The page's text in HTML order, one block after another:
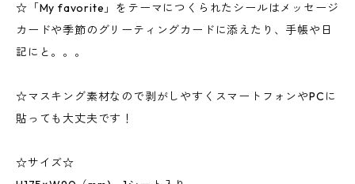
☆「My favorite」をテーマにつくられたシールはメッセージ
カードや季節のグリーティングカードに添えたり、手帳や日
記にと。。。
☆マスキング素材なので剥がしやすくスマートフォンやPCに
貼っても大丈夫です！
☆サイズ☆